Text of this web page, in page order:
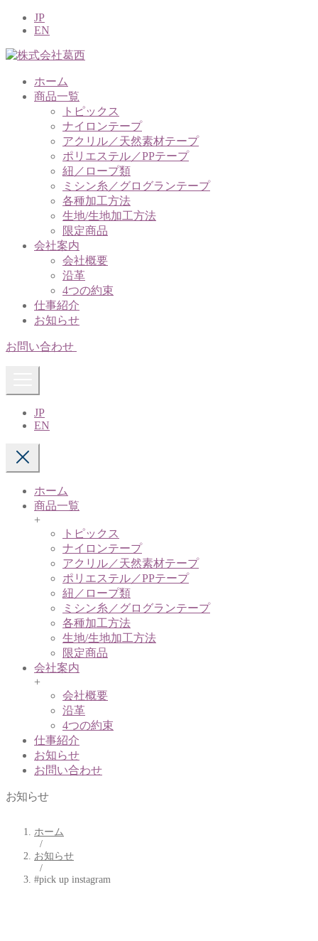
JP
EN
ホーム
商品一覧
トピックス
ナイロンテープ
アクリル／天然素材テープ
ポリエステル／PPテープ
紐／ロープ類
ミシン糸／グログランテープ
各種加工方法
生地/生地加工方法
限定商品
会社案内
会社概要
沿革
4つの約束
仕事紹介
お知らせ
お問い合わせ
JP
EN
ホーム
商品一覧
+
トピックス
ナイロンテープ
アクリル／天然素材テープ
ポリエステル／PPテープ
紐／ロープ類
ミシン糸／グログランテープ
各種加工方法
生地/生地加工方法
限定商品
会社案内
+
会社概要
沿革
4つの約束
仕事紹介
お知らせ
お問い合わせ
お知らせ
ホーム
/
お知らせ
/
#pick up instagram